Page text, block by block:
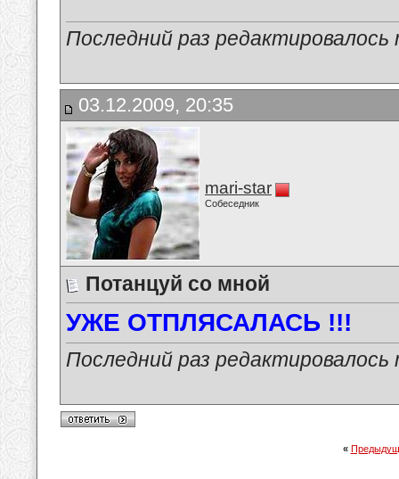
Последний раз
03.12.2009, 20:35
mari-star
Собеседник
Потанцуй со мной
УЖЕ ОТПЛЯСАЛАСЬ !!!
Последний раз
«